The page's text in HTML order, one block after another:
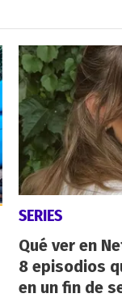
SERIES
Qué ver en
8 episodios
en un fin de